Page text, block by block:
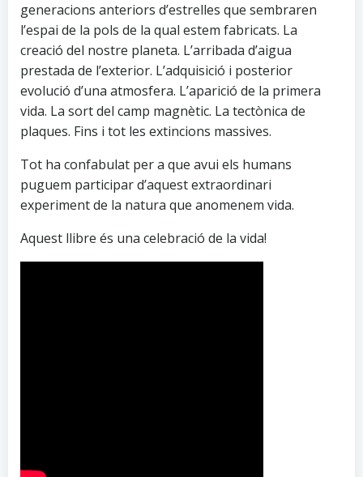
generacions anteriors d’estrelles que sembraren
l’espai de la pols de la qual estem fabricats. La
creació del nostre planeta. L’arribada d’aigua
prestada de l’exterior. L’adquisició i posterior
evolució d’una atmosfera. L’aparició de la primera
vida. La sort del camp magnètic. La tectònica de
plaques. Fins i tot les extincions massives.
Tot ha confabulat per a que avui els humans
puguem participar d’aquest extraordinari
experiment de la natura que anomenem vida.
Aquest llibre és una celebració de la vida!